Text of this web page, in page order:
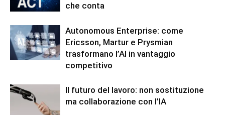
che conta
Autonomous Enterprise: come
Ericsson, Martur e Prysmian
trasformano l’AI in vantaggio
competitivo
Il futuro del lavoro: non sostituzione
ma collaborazione con l’IA